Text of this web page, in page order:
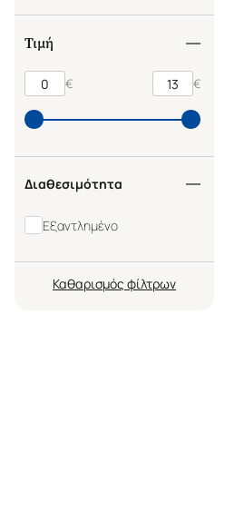
Τιμή
€ €
Διαθεσιμότητα
Εξαντλημένο
Καθαρισμός